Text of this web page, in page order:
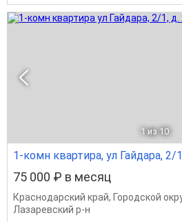
1 из 10
1-комн квартира, ул Гайдара, 2/
75 000 ₽ в месяц
Краснодарский край, Городской
Лазаревский р-н